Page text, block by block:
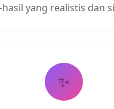
yang realistis dan
✨